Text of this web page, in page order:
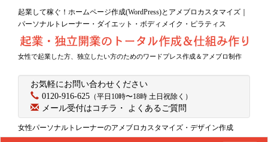
起業して稼ぐ！ホームページ作成(WordPress)とアメブロカスタマイズ｜
パーソナルトレーナー・ダイエット・ボディメイク・ピラティス
女性で起業した方、独立したい方のためのワードプレス作成＆アメブロ制作
お気軽にお問い合わせください
0120-916-625 （平日10時〜18時 土日祝除く）
メール受付はコチラ ・ よくあるご質問
女性パーソナルトレーナーのアメブロカスタマイズ・デザイン作成